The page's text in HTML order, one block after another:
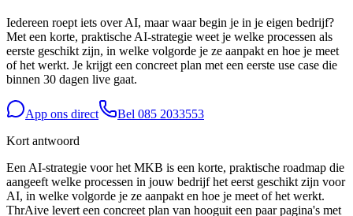
Iedereen roept iets over AI, maar waar begin je in je eigen bedrijf?
Met een korte, praktische AI-strategie weet je welke processen als
eerste geschikt zijn, in welke volgorde je ze aanpakt en hoe je meet
of het werkt. Je krijgt een concreet plan met een eerste use case die
binnen 30 dagen live gaat.
App ons direct Bel 085 2033553
Kort antwoord
Een AI-strategie voor het MKB is een korte, praktische roadmap die
aangeeft welke processen in jouw bedrijf het eerst geschikt zijn voor
AI, in welke volgorde je ze aanpakt en hoe je meet of het werkt.
ThrAive levert een concreet plan van hooguit een paar pagina's met